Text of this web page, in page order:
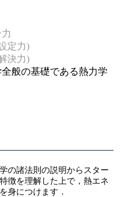
定力)
決力)
般の基礎である熱力学
の諸法則の説明からスター
徴を理解した上で，熱エネ
身につけます．